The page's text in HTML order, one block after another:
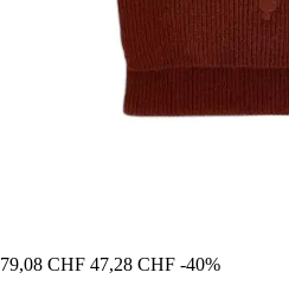
79,08 CHF 47,28 CHF -40%